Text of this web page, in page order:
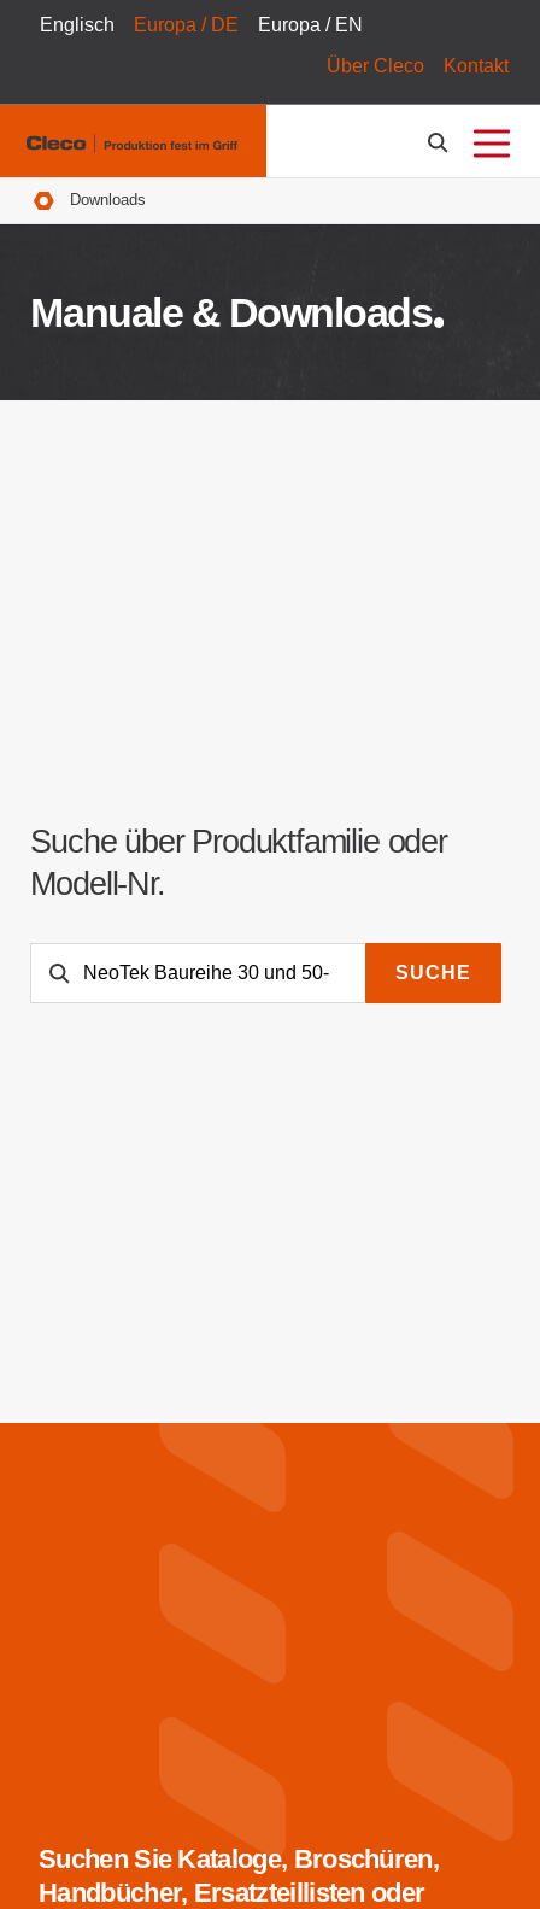
Englisch Europa / DE
Europa / EN
Über Cleco
Kontakt
Pfadnavigation
Downloads
Manuale & Downloads
Suche über Produktfamilie oder
Modell-Nr.
SUCHE
Suchen Sie Kataloge, Broschüren,
Handbücher, Ersatzteillisten oder